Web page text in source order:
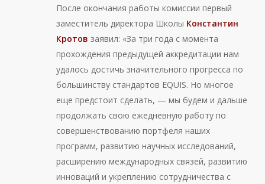
После окончания работы комиссии первый
заместитель директора Школы Константин
Кротов заявил: «За три года с момента
прохождения предыдущей аккредитации нам
удалось достичь значительного прогресса по
большинству стандартов EQUIS. Но многое
еще предстоит сделать, — мы будем и дальше
продолжать свою ежедневную работу по
совершенствованию портфеля наших
программ, развитию научных исследований,
расширению международных связей, развитию
инноваций и укреплению сотрудничества с